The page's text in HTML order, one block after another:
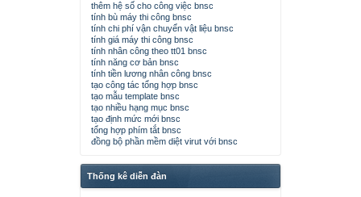
thêm hệ số cho công việc bnsc
tính bù máy thi công bnsc
tính chi phí vận chuyển vật liệu bnsc
tính giá máy thi công bnsc
tính nhân công theo tt01 bnsc
tính năng cơ bản bnsc
tính tiền lương nhân công bnsc
tạo công tác tổng hợp bnsc
tạo mẫu template bnsc
tạo nhiều hạng mục bnsc
tạo định mức mới bnsc
tổng hợp phím tắt bnsc
đồng bộ phần mềm diệt virut với bnsc
Thống kê diễn đàn